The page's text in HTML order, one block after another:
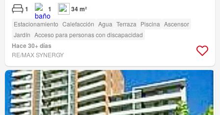
1 1 34 m²
Estacionamiento Calefacción Agua Terraza Piscina Ascensor
Jardín Acceso para personas con discapacidad
Hace 30+ días
RE/MAX SYNERGY